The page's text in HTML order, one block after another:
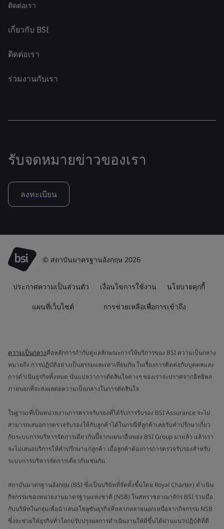
ติดต่อเรา
เกี่ยวกับ BSI
ติดต่อเรา
ร่วมงานกับเรา
รับจดหมายข่าวของเรา
ลงทะเบียน
© สถาบันมาตรฐานอังกฤษ 2026
ประกาศความเป็นส่วนตัว เงื่อนไขการใช้งาน นโยบายคุกกี้
แผนที่เว็บไซต์ การช่วยเหลือเพื่อการเข้าถึง
ความเป็นกลางคือหลักการกำกับดูแลลักษณะการให้บริการของ BSI ความเป็นกลาง
หมายถึง การปฏิบัติอย่างเป็นธรรมและเท่าเทียมกัน ในเรื่องการติดต่อกับบุคคลและ
การดำเนินธุรกิจทั้งหมด นั่นแปลว่าการตัดสินใจต่างๆ ของเราจะปราศจากอิทธิพล
ภายนอกที่จะส่งผลต่อความเป็นกลางในการตัดสินใจ
ในฐานะที่เป็นหน่วยงานการตรวจรับรองที่ได้รับการรับรอง BSI Assurance จะไม่
สามารถเสนอการตรวจรับรองให้กับลูกค้าได้ในกรณีที่ลูกค้าเคยรับคำปรึกษาเกี่ยว
กับระบบการบริหารจัดการเดียวกันนี้จากแผนกอื่นของ BSI Group มาแล้ว แล้วเรา
จะไม่เสนอบริการให้คำปรึกษาแก่ลูกค้า เมื่อลูกค้าต้องการการตรวจรับรองสำหรับ
ระบบการบริหารจัดการเดียวกันเช่นกัน
สถาบันมาตรฐานอังกฤษ (BSI ซึ่งเป็นบริษัทที่จัดตั้งขึ้นโดย Royal Charter) ดำเนิน
กิจกรรมของหน่วยงานมาตรฐานแห่งชาติ (NSB) ในสหราชอาณาจักร BSI ร่วมมือ
กับบริษัทในกลุ่มเพื่อนำเสนอโซลูชันธุรกิจที่หลากหลายนอกเหนือจากกิจกรรม NSB
ซึ่งจะช่วยให้ธุรกิจทั่วโลกปรับปรุงผลการดำเนินงานให้ดีขึ้นได้ผ่านแนวปฏิบัติที่ดี